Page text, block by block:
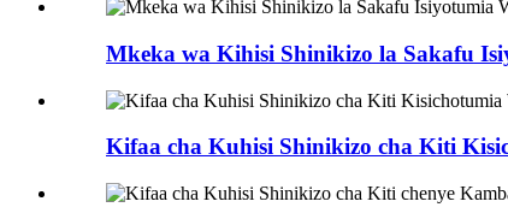
Mkeka wa Kihisi Shinikizo la Sakafu
Kifaa cha Kuhisi Shinikizo cha Kiti